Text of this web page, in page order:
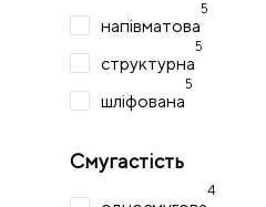
напівматова
5
структурна
5
шліфована
5
Смугастість
4